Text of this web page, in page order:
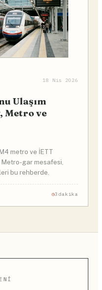
18 Nis 2026
Ulaşım
Metro ve
metro ve İETT
Metro-gar mesafesi,
bu rehberde.
3dakika